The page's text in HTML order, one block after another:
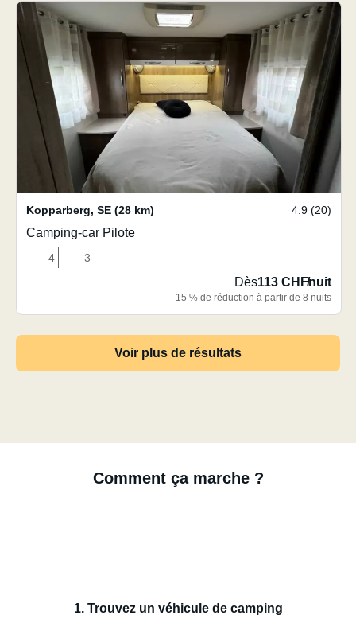
Kopparberg, SE (28 km) 4.9 (20)
Camping-car Pilote
4 3
Dès113 CHF/nuit
15 % de réduction à partir de 8 nuits
Voir plus de résultats
Comment ça marche ?
1. Trouvez un véhicule de camping